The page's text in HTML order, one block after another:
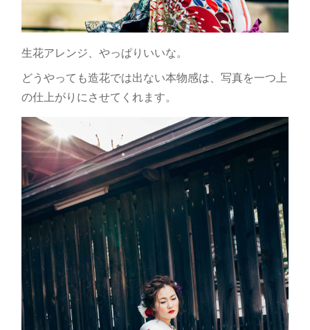
生花アレンジ、やっぱりいいな。
どうやっても造花では出ない本物感は、写真を一つ上
の仕上がりにさせてくれます。